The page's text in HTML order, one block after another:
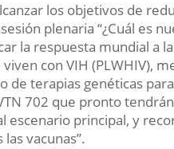
los objetivos de
plenaria “¿Cuál es
la respuesta mundial a
con VIH (PLWHIV),
terapias genéticas
702 que pronto
principal, y
vacunas”.